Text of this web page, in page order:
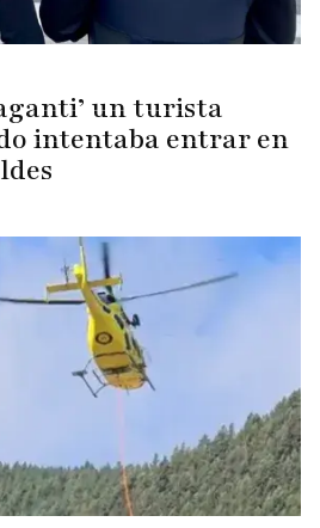
un turista
intentaba entrar en